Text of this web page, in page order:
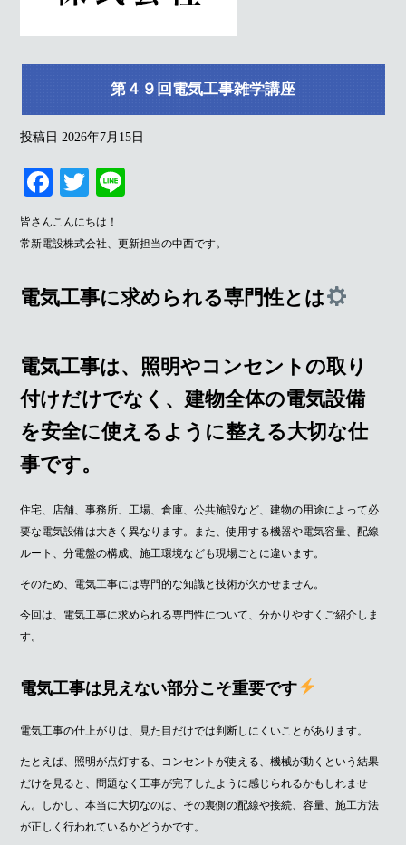
第４９回電気工事雑学講座
投稿日 2026年7月15日
Fa
ce
bo
T
wi
tte
皆さんこんにちは！
常新電設株式会社、更新担当の中西です。
電気工事に求められる専門性とは
電気工事は、照明やコンセントの取り
付けだけでなく、建物全体の電気設備
を安全に使えるように整える大切な仕
事です。
住宅、店舗、事務所、工場、倉庫、公共施設など、建物の用途によって必
要な電気設備は大きく異なります。また、使用する機器や電気容量、配線
ルート、分電盤の構成、施工環境なども現場ごとに違います。
そのため、電気工事には専門的な知識と技術が欠かせません。
今回は、電気工事に求められる専門性について、分かりやすくご紹介しま
す。
電気工事は見えない部分こそ重要です
電気工事の仕上がりは、見た目だけでは判断しにくいことがあります。
たとえば、照明が点灯する、コンセントが使える、機械が動くという結果
だけを見ると、問題なく工事が完了したように感じられるかもしれませ
ん。しかし、本当に大切なのは、その裏側の配線や接続、容量、施工方法
が正しく行われているかどうかです。